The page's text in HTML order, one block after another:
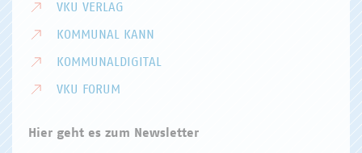
VKU VERLAG
KOMMUNAL KANN
KOMMUNALDIGITAL
VKU FORUM
Hier geht es zum Newsletter